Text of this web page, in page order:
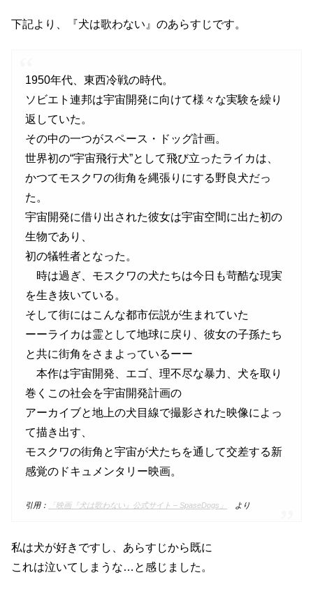
下記より、『犬は歌わない』のあらすじです。
1950年代、東西冷戦の時代。
ソビエト連邦は宇宙開発に向けて様々な実験を繰り
返していた。
その中の一つがスペース・ドッグ計画。
世界初の“宇宙飛行犬”として飛び立ったライカは、
かつてモスクワの街角を縄張りにする野良犬だっ
た。
宇宙開発に借り出された彼女は宇宙空間に出た初の
生物であり、
初の犠牲者となった。
時は過ぎ、モスクワの犬たちは今日も苛酷な現実
を生き抜いている。
そして街にはこんな都市伝説が生まれていた
ーーライカは霊として地球に戻り、彼女の子孫たち
と共に街角をさまよっているーー
本作は宇宙開発、エゴ、理不尽な暴力、犬を取り
巻くこの社会を宇宙開発計画の
アーカイブと地上の犬目線で撮影された映像によっ
て描き出す、
モスクワの街角と宇宙が犬たちを通して交差する新
感覚のドキュメンタリー映画。
引用： 「映画『犬は歌わない』公式サイト – SpaseDogs」 より
私は犬が好きですし、あらすじから既に
これは泣いてしまうな…と感じました。